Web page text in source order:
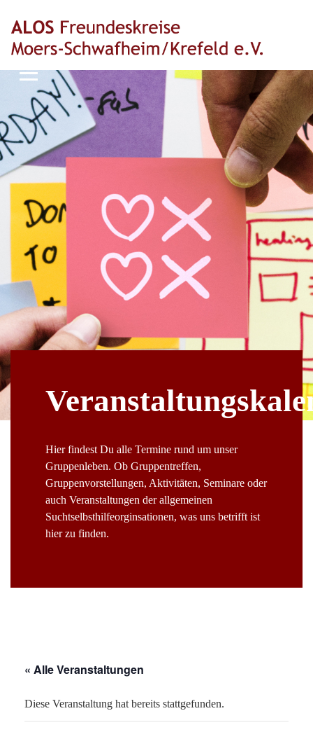
Hier findest Du alle Termine rund um unser
Gruppenleben. Ob Gruppentreffen,
Gruppenvorstellungen, Aktivitäten, Seminare oder
auch Veranstaltungen der allgemeinen
Suchtselbsthilfeorginsationen, was uns betrifft ist
hier zu finden.
« Alle Veranstaltungen
Diese Veranstaltung hat bereits stattgefunden.